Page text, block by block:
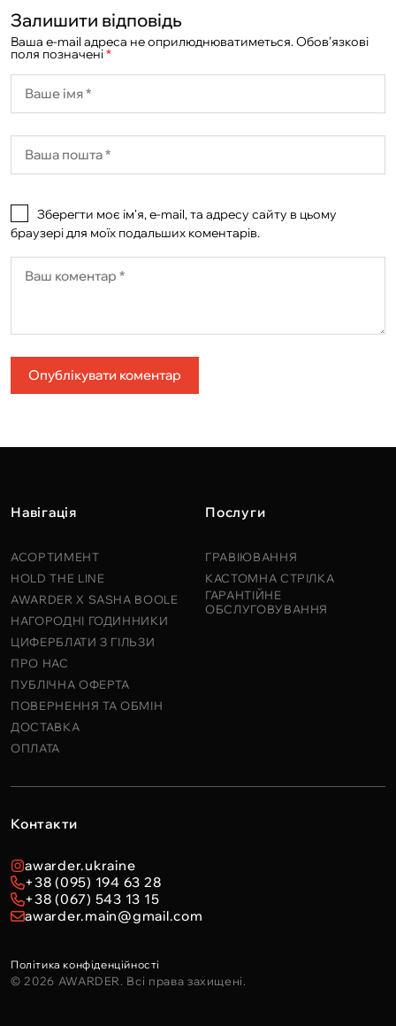
Залишити відповідь
Ваша e-mail адреса не оприлюднюватиметься.Обов’язкові
поля позначені*
Зберегти моє ім'я, e-mail, та адресу сайту в цьому
браузері для моїх подальших коментарів.
Опублікувати коментар
Навігація
АСОРТИМЕНТ
HOLD THE LINE
AWARDER X SASHA BOOLE
НАГОРОДНІ ГОДИННИКИ
ЦИФЕРБЛАТИ З ГІЛЬЗИ
ПРО НАС
ПУБЛІЧНА ОФЕРТА
ПОВЕРНЕННЯ ТА ОБМІН
ДОСТАВКА
ОПЛАТА
Послуги
ГРАВІЮВАННЯ
КАСТОМНА СТРІЛКА
ГАРАНТІЙНЕ
ОБСЛУГОВУВАННЯ
Контакти
awarder.ukraine
+38 (095) 194 63 28
+38 (067) 543 13 15
awarder.main@gmail.com
© 2026 AWARDER. Всі права захищені.
Політика конфіденційності